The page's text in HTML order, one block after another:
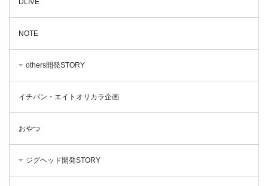
DLIVE
NOTE
others開発STORY
イチバン・エイトオリカラ企画
おやつ
ジグヘッド開発STORY